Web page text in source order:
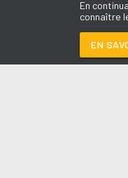
En
connaître
EN